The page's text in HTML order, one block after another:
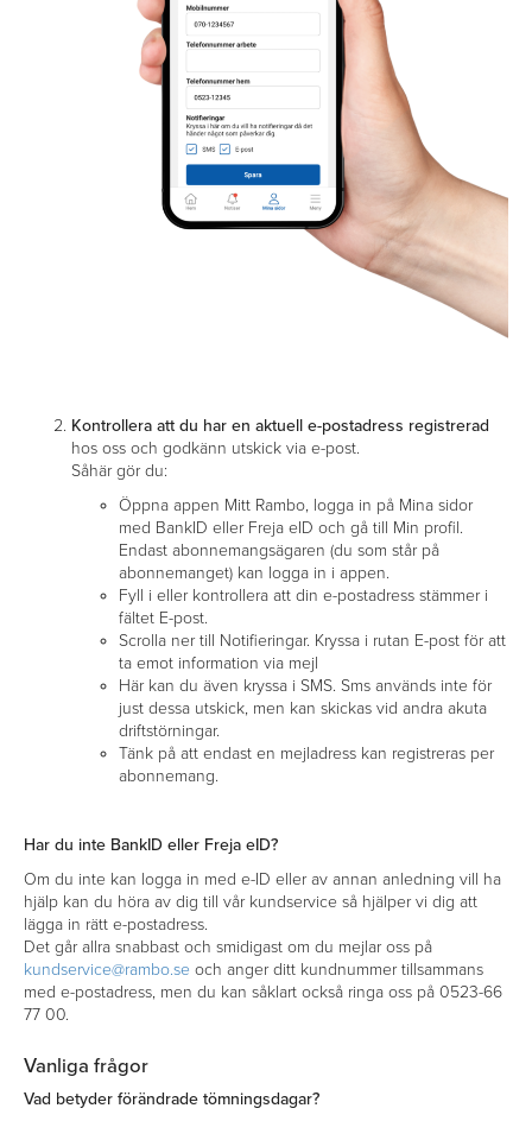
Kontrollera att du har en aktuell e-postadress registrerad
hos oss och godkänn utskick via e-post.
Såhär gör du:
Öppna appen Mitt Rambo, logga in på Mina sidor
med BankID eller Freja eID och gå till Min profil.
Endast abonnemangsägaren (du som står på
abonnemanget) kan logga in i appen.
Fyll i eller kontrollera att din e-postadress stämmer i
fältet E-post.
Scrolla ner till Notifieringar. Kryssa i rutan E-post för att
ta emot information via mejl
Här kan du även kryssa i SMS. Sms används inte för
just dessa utskick, men kan skickas vid andra akuta
driftstörningar.
Tänk på att endast en mejladress kan registreras per
abonnemang.
Har du inte BankID eller Freja eID?
Om du inte kan logga in med e-ID eller av annan anledning vill ha
hjälp kan du höra av dig till vår kundservice så hjälper vi dig att
lägga in rätt e-postadress.
Det går allra snabbast och smidigast om du mejlar oss på
kundservice@rambo.se och anger ditt kundnummer tillsammans
med e-postadress, men du kan såklart också ringa oss på 0523-66
77 00.
Vanliga frågor
Vad betyder förändrade tömningsdagar?